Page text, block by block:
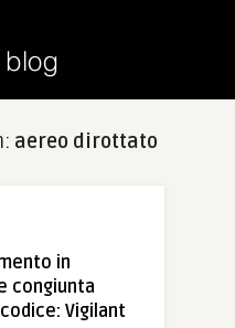
aereo dirottato
in
congiunta
Vigilant